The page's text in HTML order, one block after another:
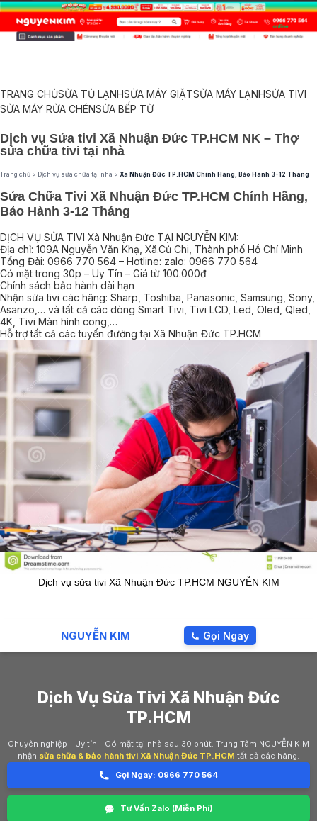
TRANG CHỦSỬA TỦ LẠNHSỬA MÁY GIẶTSỬA MÁY LẠNHSỬA TIVI
SỬA MÁY RỬA CHÉNSỬA BẾP TỪ
Dịch vụ Sửa tivi Xã Nhuận Đức TP.HCM NK – Thợ
sửa chữa tivi tại nhà
Trang chủ > Dịch vụ sửa chữa tại nhà > Xã Nhuận Đức TP.HCM Chính Hãng, Bảo Hành 3-12 Tháng
Sửa Chữa Tivi Xã Nhuận Đức TP.HCM Chính Hãng,
Bảo Hành 3-12 Tháng
DỊCH VỤ SỬA TIVI Xã Nhuận Đức TẠI NGUYỄN KIM:
Địa chỉ: 109A Nguyễn Văn Khạ, Xã.Củ Chi, Thành phố Hồ Chí Minh
Tổng Đài: 0966 770 564 – Hotline: zalo: 0966 770 564
Có mặt trong 30p – Uy Tín – Giá từ 100.000đ
Chính sách bảo hành dài hạn
Nhận sửa tivi các hãng: Sharp, Toshiba, Panasonic, Samsung, Sony,
Asanzo,… và tất cả các dòng Smart Tivi, Tivi LCD, Led, Oled, Qled,
4K, Tivi Màn hình cong,…
Hỗ trợ tất cả các tuyến đường tại Xã Nhuận Đức TP.HCM
Dịch vụ sửa tivi Xã Nhuận Đức TP.HCM NGUYỄN KIM
NGUYỄN KIM Gọi Ngay
Dịch Vụ Sửa Tivi Xã Nhuận Đức
TP.HCM
Chuyên nghiệp - Uy tín - Có mặt tại nhà sau 30 phút. Trung Tâm NGUYỄN KIM
nhận sửa chữa & bảo hành tivi Xã Nhuận Đức TP.HCM tất cả các hãng.
Gọi Ngay: 0966 770 564
Tư Vấn Zalo (Miễn Phí)